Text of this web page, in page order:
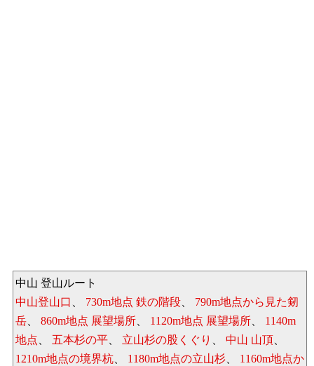
中山 登山ルート
中山登山口
730m地点 鉄の階段
790m地点から見た剱
岳
860m地点 展望場所 1120m地点 展望場所
1140m
地点
五本杉の平 立山杉の股くぐり 中山 山頂
1210m地点の境界杭
1180m地点の立山杉 1160m地点か